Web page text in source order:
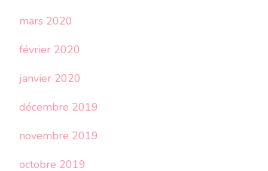
mars 2020
février 2020
janvier 2020
décembre 2019
novembre 2019
octobre 2019